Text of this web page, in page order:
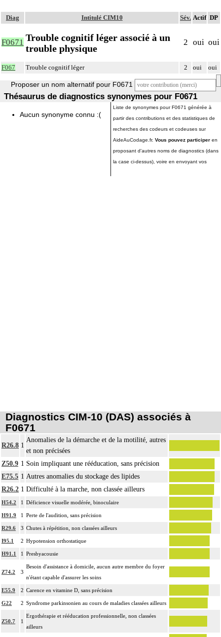
Diag Intitulé CIM10 Sév. Actif DP
F0671 Trouble cognitif léger associé à un
trouble physique
2 oui oui
F067 Trouble cognitif léger 2 oui oui
Proposer un nom alternatif pour F0671
Thésaurus de diagnostics synonymes pour F0671
Aucun synonyme connu :(
Liste de synonymes pour F0671 générée à
partir des contributions et des statistiques de
recherches des codeurs et codeuses sur
AideAuCodage.fr. Vous pouvez participer en
proposant d'autres noms de diagnostics (dans
la case ci-dessus), voire en envoyant vos
Diagnostics CIM-10 (DAS) associés à
F0671
R26.8 1
Anomalies de la démarche et de la motilité, autres
et non précisées
Z50.9 1 Soin impliquant une rééducation, sans précision
E75.5 1 Autres anomalies du stockage des lipides
R26.2 1 Difficulté à la marche, non classée ailleurs
H54.2 1 Déficience visuelle modérée, binoculaire
H91.9 1 Perte de l'audition, sans précision
R29.6 3 Chutes à répétition, non classées ailleurs
I95.1 2 Hypotension orthostatique
H91.1 1 Presbyacousie
Z74.2 3
Besoin d'assistance à domicile, aucun autre membre du foyer
n'étant capable d'assurer les soins
E55.9 2 Carence en vitamine D, sans précision
G22 2 Syndrome parkinsonien au cours de maladies classées ailleurs
Z50.7 1
Ergothérapie et rééducation professionnelle, non classées
ailleurs